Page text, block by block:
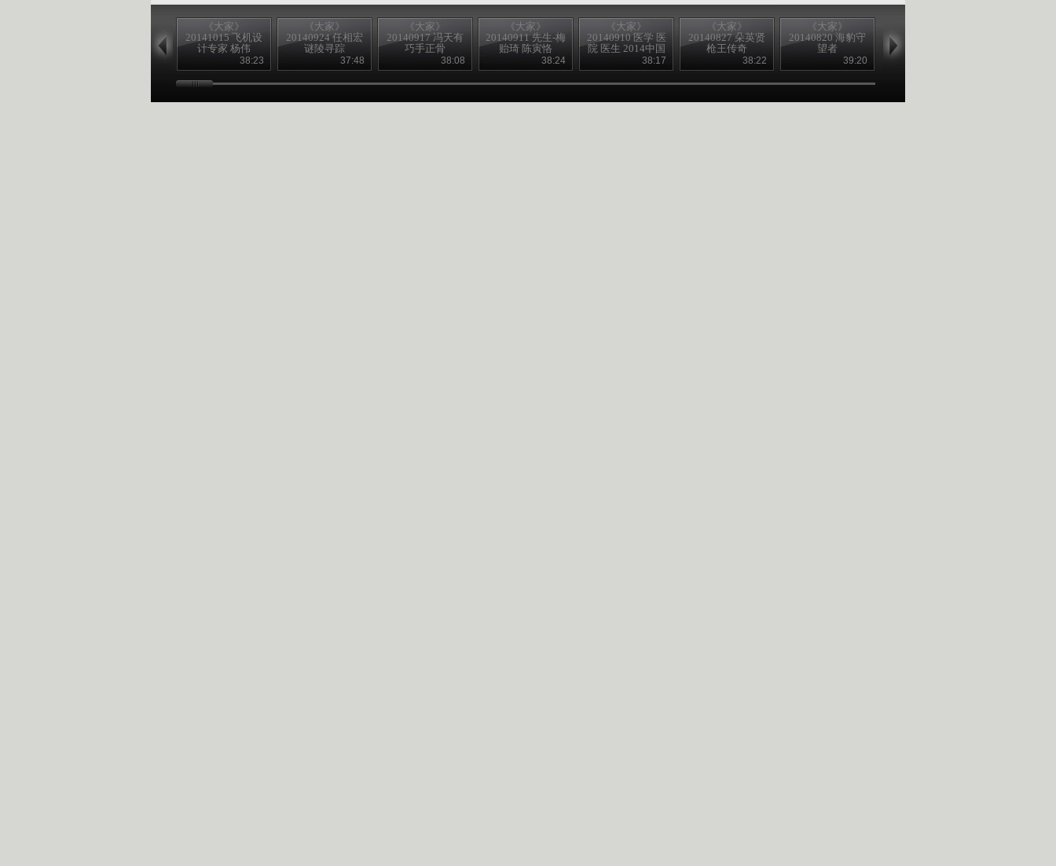
《大家》
20141015 飞机设
计专家 杨伟
38:23
《大家》
20140924 任相宏
谜陵寻踪
37:48
《大家》
20140917 冯天有
巧手正骨
38:08
《大家》
20140911 先生-梅
贻琦 陈寅恪
38:24
《大家》
20140910 医学 医
院 医生 2014中国
医院论坛38:17
《大家》
20140827 朵英贤
枪王传奇
38:22
《大家》
20140820 海豹守
望者
39:20
20140813 孙秉君
解密壁画古墓